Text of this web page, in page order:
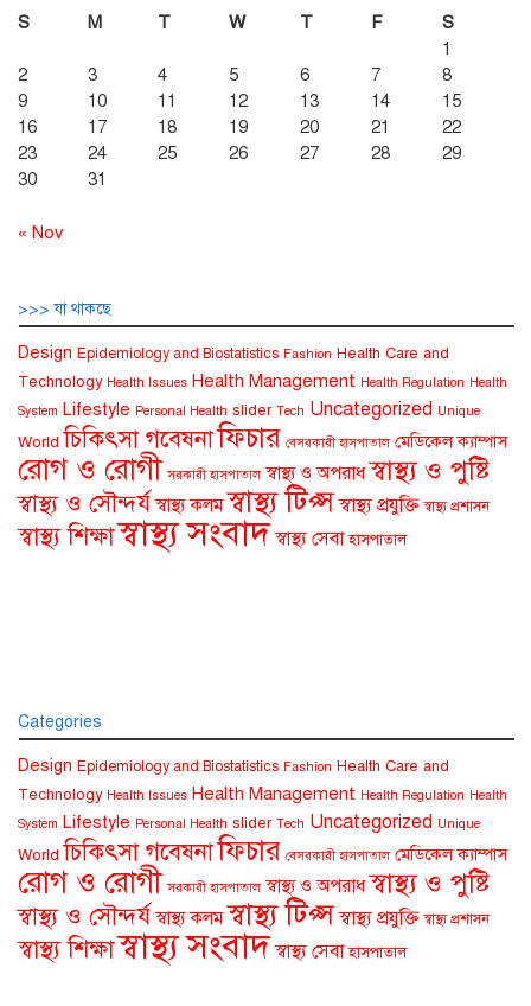
S
M T W T F
S
1
2
3 4 5 6 7
8
9
10 11 12 13 14
15
16
17 18 19 20 21
22
23
24 25 26 27 28
29
30
31
« Nov
>>> যা থাকছে
Design Epidemiology and Biostatistics Fashion Health Care and
Technology Health Issues Health Management Health Regulation Health
System Lifestyle Personal Health slider Tech Uncategorized Unique
World চিকিৎসা গবেষনাফিচার বেসরকারী হাসপাতাল মেডিকেল ক্যাম্পাস
রোগ ও রোগী সরকারী হাসপাতাল স্বাস্থ্য ও অপরাধ স্বাস্থ্য ও পুষ্টি
স্বাস্থ্য ও সৌন্দর্য স্বাস্থ্য কলম স্বাস্থ্য টিপ্স স্বাস্থ্য প্রযুক্তি স্বাস্থ্য প্রশাসন
স্বাস্থ্য শিক্ষাস্বাস্থ্য সংবাদ স্বাস্থ্য সেবা হাসপাতাল
Categories
Design Epidemiology and Biostatistics Fashion Health Care and
Technology Health Issues Health Management Health Regulation Health
System Lifestyle Personal Health slider Tech Uncategorized Unique
World চিকিৎসা গবেষনাফিচার বেসরকারী হাসপাতাল মেডিকেল ক্যাম্পাস
রোগ ও রোগী সরকারী হাসপাতাল স্বাস্থ্য ও অপরাধ স্বাস্থ্য ও পুষ্টি
স্বাস্থ্য ও সৌন্দর্য স্বাস্থ্য কলম স্বাস্থ্য টিপ্স স্বাস্থ্য প্রযুক্তি স্বাস্থ্য প্রশাসন
স্বাস্থ্য শিক্ষাস্বাস্থ্য সংবাদ স্বাস্থ্য সেবা হাসপাতাল